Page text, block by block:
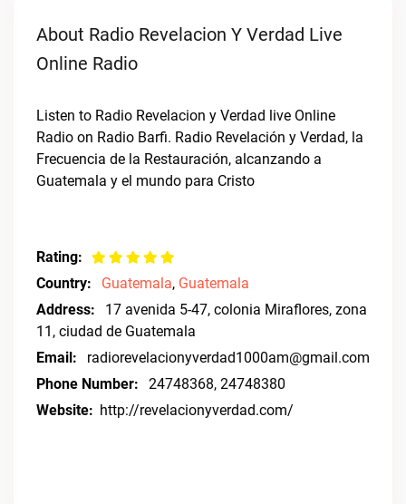
About Radio Revelacion Y Verdad Live
Online Radio
Listen to Radio Revelacion y Verdad live Online
Radio on Radio Barfi. Radio Revelación y Verdad, la
Frecuencia de la Restauración, alcanzando a
Guatemala y el mundo para Cristo
Rating:
Country:
Guatemala, Guatemala
Address:
17 avenida 5-47, colonia Miraflores, zona
11, ciudad de Guatemala
Email:
radiorevelacionyverdad1000am@gmail.com
Phone Number:
24748368, 24748380
Website: http://revelacionyverdad.com/